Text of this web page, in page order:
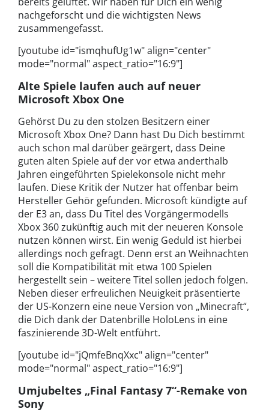
nachgeforscht und die wichtigsten News
zusammengefasst.
[youtube id="ismqhufUg1w" align="center"
mode="normal" aspect_ratio="16:9"]
Alte Spiele laufen auch auf neuer
Microsoft Xbox One
Gehörst Du zu den stolzen Besitzern einer
Microsoft Xbox One? Dann hast Du Dich bestimmt
auch schon mal darüber geärgert, dass Deine
guten alten Spiele auf der vor etwa anderthalb
Jahren eingeführten Spielekonsole nicht mehr
laufen. Diese Kritik der Nutzer hat offenbar beim
Hersteller Gehör gefunden. Microsoft kündigte auf
der E3 an, dass Du Titel des Vorgängermodells
Xbox 360 zukünftig auch mit der neueren Konsole
nutzen können wirst. Ein wenig Geduld ist hierbei
allerdings noch gefragt. Denn erst an Weihnachten
soll die Kompatibilität mit etwa 100 Spielen
hergestellt sein – weitere Titel sollen jedoch folgen.
Neben dieser erfreulichen Neuigkeit präsentierte
der US-Konzern eine neue Version von „Minecraft“,
die Dich dank der Datenbrille HoloLens in eine
faszinierende 3D-Welt entführt.
[youtube id="jQmfeBnqXxc" align="center"
mode="normal" aspect_ratio="16:9"]
Umjubeltes „Final Fantasy 7“-Remake von
Sony